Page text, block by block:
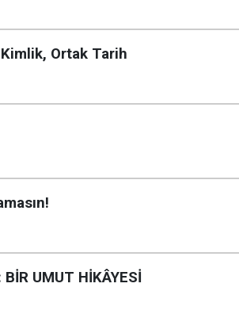
Ortak Tarih
UMUT HİKÂYESİ